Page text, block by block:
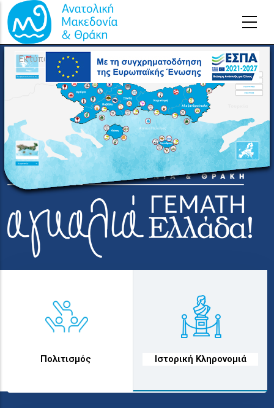
Παράκαμψη προς το κυρίως περιεχόμενο
Εκτύπωση χάρτη
Πολιτισμός Ιστορική Κληρονομιά